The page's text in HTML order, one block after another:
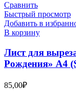
Сравнить
Быстрый просмотр
Добавить в
В корзину
Лист для
Рождения» А4
85,00₽